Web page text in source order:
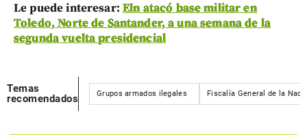
Le puede interesar: Eln atacó base militar en
Toledo, Norte de Santander, a una semana de la
segunda vuelta presidencial
Temas
recomendados
Grupos armados ilegales Fiscalía General de la